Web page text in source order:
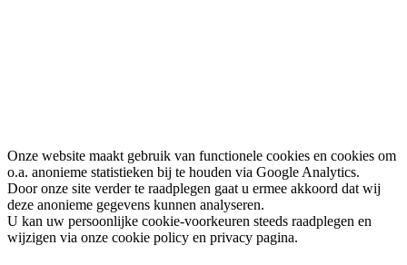
Onze website maakt gebruik van functionele cookies en cookies om
o.a. anonieme statistieken bij te houden via Google Analytics.
Door onze site verder te raadplegen gaat u ermee akkoord dat wij
deze anonieme gegevens kunnen analyseren.
U kan uw persoonlijke cookie-voorkeuren steeds raadplegen en
wijzigen via onze cookie policy en privacy pagina.